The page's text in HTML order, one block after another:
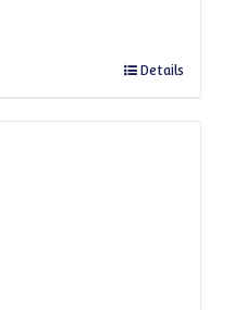
weist mehrere Varianten
Details